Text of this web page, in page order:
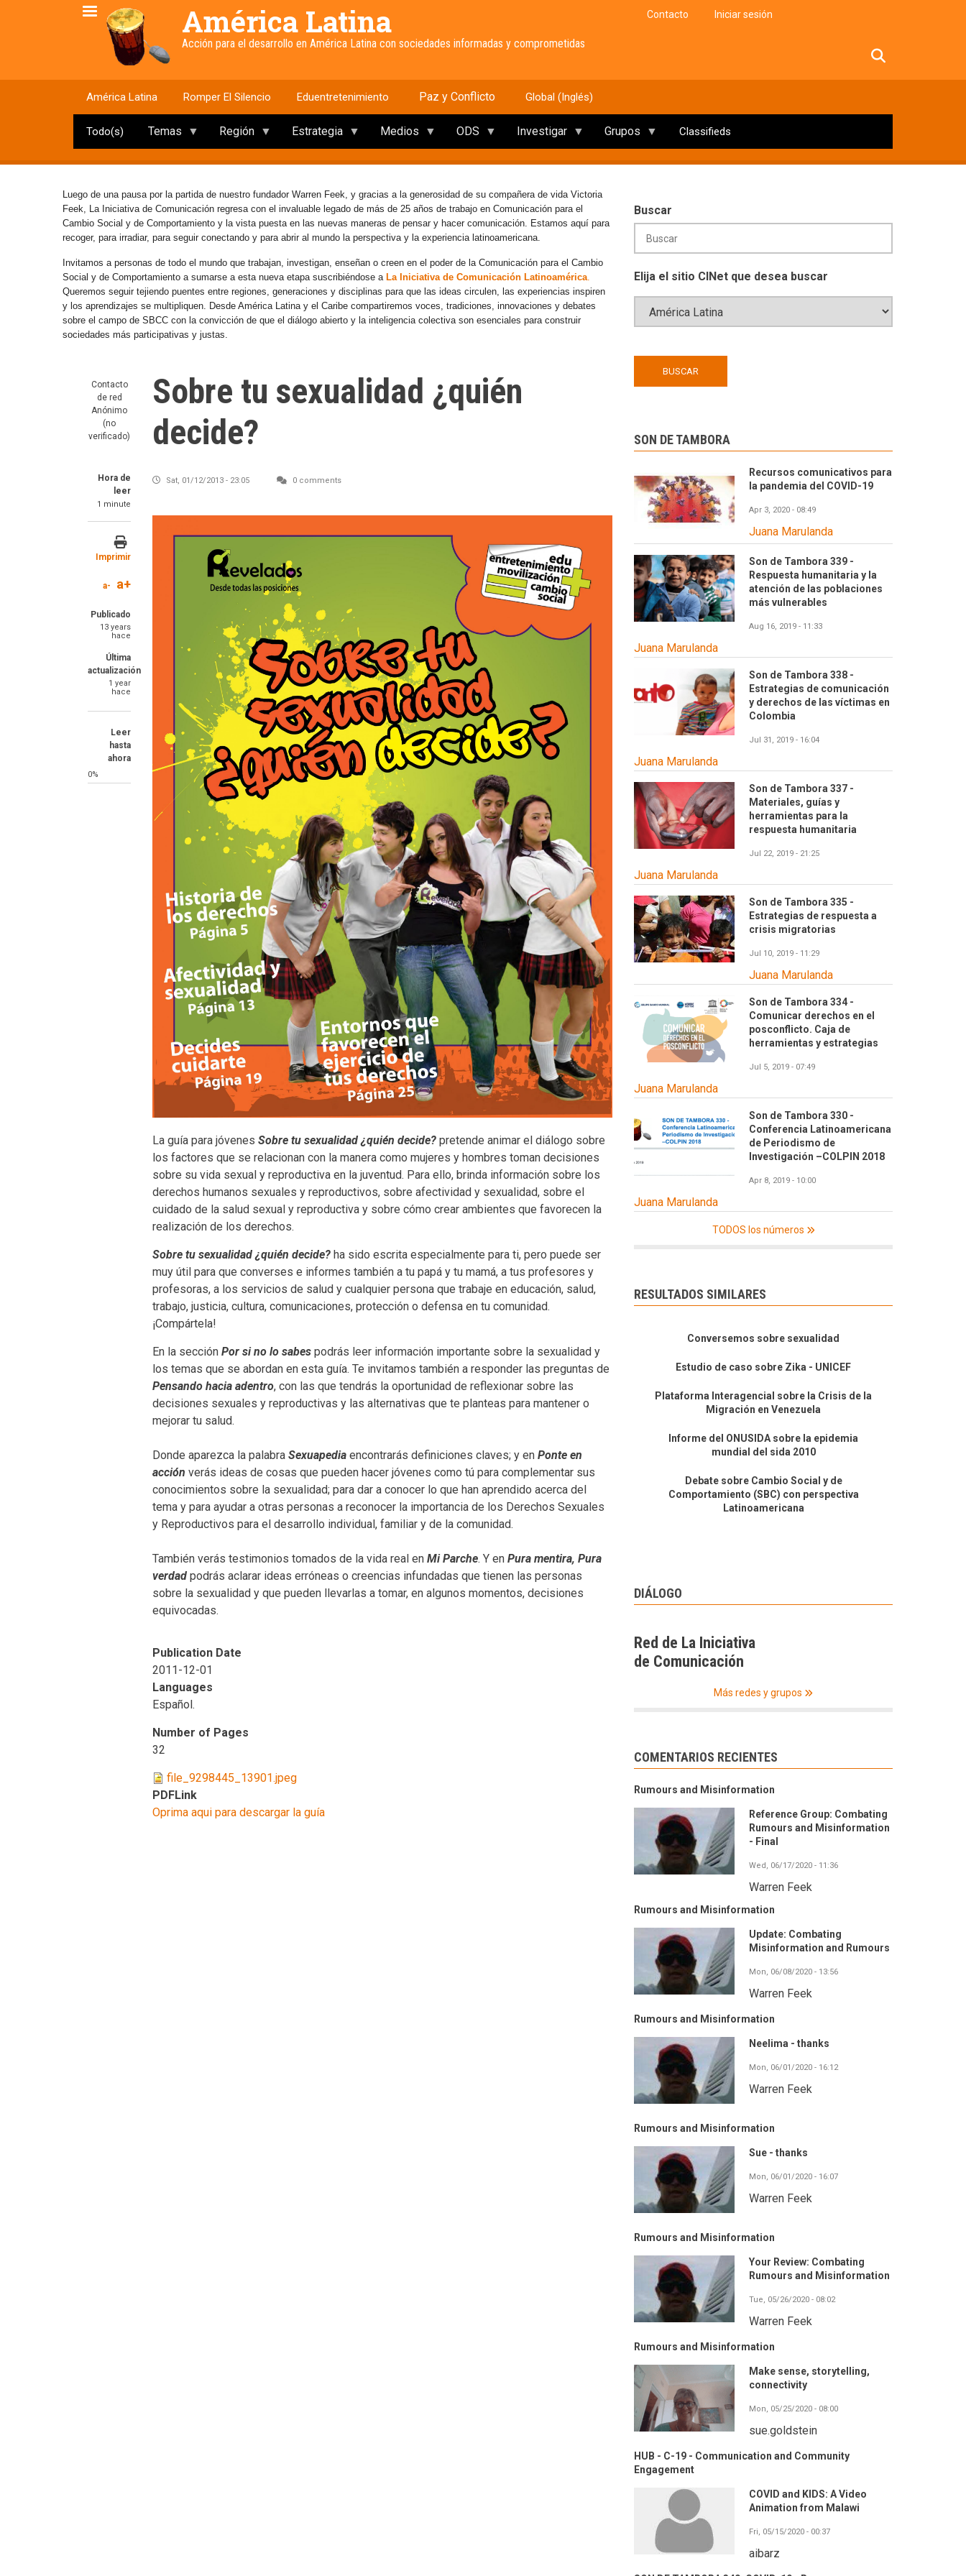
América Latina
Acción para el desarrollo en América Latina con sociedades informadas y comprometidas
Contacto Iniciar sesión
América Latina Romper El Silencio Eduentretenimiento Paz y Conflicto Global (Inglés)
Todo(s) Temas Región Estrategia Medios ODS Investigar Grupos Classifieds
Luego de una pausa por la partida de nuestro fundador Warren Feek, y gracias a la generosidad de su compañera de vida Victoria
Feek, La Iniciativa de Comunicación regresa con el invaluable legado de más de 25 años de trabajo en Comunicación para el
Cambio Social y de Comportamiento y la vista puesta en las nuevas maneras de pensar y hacer comunicación. Estamos aquí para
recoger, para irradiar, para seguir conectando y para abrir al mundo la perspectiva y la experiencia latinoamericana.
Invitamos a personas de todo el mundo que trabajan, investigan, enseñan o creen en el poder de la Comunicación para el Cambio
Social y de Comportamiento a sumarse a esta nueva etapa suscribiéndose a La Iniciativa de Comunicación Latinoamérica.
Queremos seguir tejiendo puentes entre regiones, generaciones y disciplinas para que las ideas circulen, las experiencias inspiren
y los aprendizajes se multipliquen. Desde América Latina y el Caribe compartiremos voces, tradiciones, innovaciones y debates
sobre el campo de SBCC con la convicción de que el diálogo abierto y la inteligencia colectiva son esenciales para construir
sociedades más participativas y justas.
Contacto
de red
Anónimo
(no
verificado)
Hora de
leer
1 minute
Imprimir
a- a+
Publicado
13 years
hace
Última
actualización
1 year
hace
Leer
hasta
ahora
0%
Sobre tu sexualidad ¿quién
decide?
Sat, 01/12/2013 - 23:05 0 comments
SummaryText
La guía para jóvenes Sobre tu sexualidad ¿quién decide? pretende animar el diálogo sobre
los factores que se relacionan con la manera como mujeres y hombres toman decisiones
sobre su vida sexual y reproductiva en la juventud. Para ello, brinda información sobre los
derechos humanos sexuales y reproductivos, sobre afectividad y sexualidad, sobre el
cuidado de la salud sexual y reproductiva y sobre cómo crear ambientes que favorecen la
realización de los derechos.
Sobre tu sexualidad ¿quién decide? ha sido escrita especialmente para ti, pero puede ser
muy útil para que converses e informes también a tu papá y tu mamá, a tus profesores y
profesoras, a los servicios de salud y cualquier persona que trabaje en educación, salud,
trabajo, justicia, cultura, comunicaciones, protección o defensa en tu comunidad.
¡Compártela!
En la sección Por si no lo sabes podrás leer información importante sobre la sexualidad y
los temas que se abordan en esta guía. Te invitamos también a responder las preguntas de
Pensando hacia adentro, con las que tendrás la oportunidad de reflexionar sobre las
decisiones sexuales y reproductivas y las alternativas que te planteas para mantener o
mejorar tu salud.
Donde aparezca la palabra Sexuapedia encontrarás definiciones claves; y en Ponte en
acción verás ideas de cosas que pueden hacer jóvenes como tú para complementar sus
conocimientos sobre la sexualidad; para dar a conocer lo que han aprendido acerca del
tema y para ayudar a otras personas a reconocer la importancia de los Derechos Sexuales
y Reproductivos para el desarrollo individual, familiar y de la comunidad.
También verás testimonios tomados de la vida real en Mi Parche. Y en Pura mentira, Pura
verdad podrás aclarar ideas erróneas o creencias infundadas que tienen las personas
sobre la sexualidad y que pueden llevarlas a tomar, en algunos momentos, decisiones
equivocadas.
Publication Date
2011-12-01
Languages
Español.
Number of Pages
32
file_9298445_13901.jpeg
PDFLink
Oprima aqui para descargar la guía
Buscar
Elija el sitio CINet que desea buscar
SON DE TAMBORA
Recursos comunicativos para
la pandemia del COVID-19
Apr 3, 2020 - 08:49
Juana Marulanda
Son de Tambora 339 -
Respuesta humanitaria y la
atención de las poblaciones
más vulnerables
Aug 16, 2019 - 11:33
Juana Marulanda
Son de Tambora 338 -
Estrategias de comunicación
y derechos de las víctimas en
Colombia
Jul 31, 2019 - 16:04
Juana Marulanda
Son de Tambora 337 -
Materiales, guías y
herramientas para la
respuesta humanitaria
Jul 22, 2019 - 21:25
Juana Marulanda
Son de Tambora 335 -
Estrategias de respuesta a
crisis migratorias
Jul 10, 2019 - 11:29
Juana Marulanda
Son de Tambora 334 -
Comunicar derechos en el
posconflicto. Caja de
herramientas y estrategias
Jul 5, 2019 - 07:49
Juana Marulanda
Son de Tambora 330 -
Conferencia Latinoamericana
de Periodismo de
Investigación –COLPIN 2018
Apr 8, 2019 - 10:00
Juana Marulanda
TODOS los números
RESULTADOS SIMILARES
Conversemos sobre sexualidad
Estudio de caso sobre Zika - UNICEF
Plataforma Interagencial sobre la Crisis de la
Migración en Venezuela
Informe del ONUSIDA sobre la epidemia
mundial del sida 2010
Debate sobre Cambio Social y de
Comportamiento (SBC) con perspectiva
Latinoamericana
DIÁLOGO
Red de La Iniciativa
de Comunicación
Más redes y grupos
COMENTARIOS RECIENTES
Rumours and Misinformation
Reference Group: Combating
Rumours and Misinformation
- Final
Wed, 06/17/2020 - 11:36
Warren Feek
Rumours and Misinformation
Update: Combating
Misinformation and Rumours
Mon, 06/08/2020 - 13:56
Warren Feek
Rumours and Misinformation
Neelima - thanks
Mon, 06/01/2020 - 16:12
Warren Feek
Rumours and Misinformation
Sue - thanks
Mon, 06/01/2020 - 16:07
Warren Feek
Rumours and Misinformation
Your Review: Combating
Rumours and Misinformation
Tue, 05/26/2020 - 08:02
Warren Feek
Rumours and Misinformation
Make sense, storytelling,
connectivity
Mon, 05/25/2020 - 08:00
sue.goldstein
HUB - C-19 - Communication and Community
Engagement
COVID and KIDS: A Video
Animation from Malawi
Fri, 05/15/2020 - 00:37
aibarz